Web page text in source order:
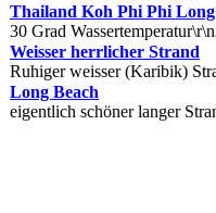
Thailand Koh Phi Phi Long
30 Grad
Weisser herrlicher Strand
Ruhiger weisser (Karibik)
Long Beach
eigentlich schöner langer